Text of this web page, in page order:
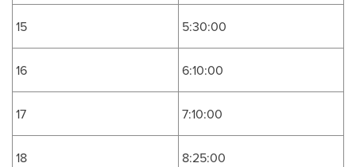
15 5:30:00
16 6:10:00
17 7:10:00
18 8:25:00